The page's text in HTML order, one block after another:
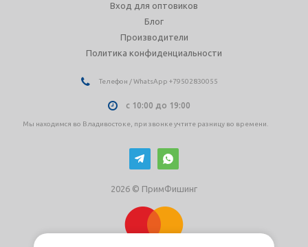
Вход для оптовиков
Блог
Производители
Политика конфиденциальности
Телефон / WhatsApp +79502830055
с 10:00 до 19:00
Мы находимся во Владивостоке, при звонке учтите разницу во времени.
2026 © ПримФишинг